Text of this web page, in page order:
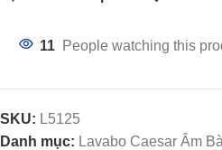
11 People watching this
SKU: L5125
Danh mục: Lavabo Caesar Âm